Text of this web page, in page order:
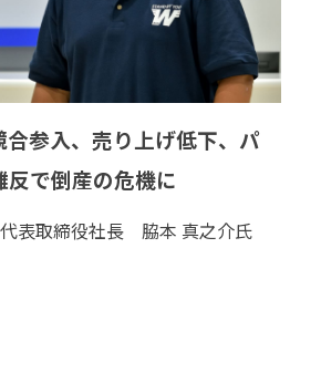
参入、売り上げ低下、パ
で倒産の危機に
表取締役社長 脇本 真之介氏